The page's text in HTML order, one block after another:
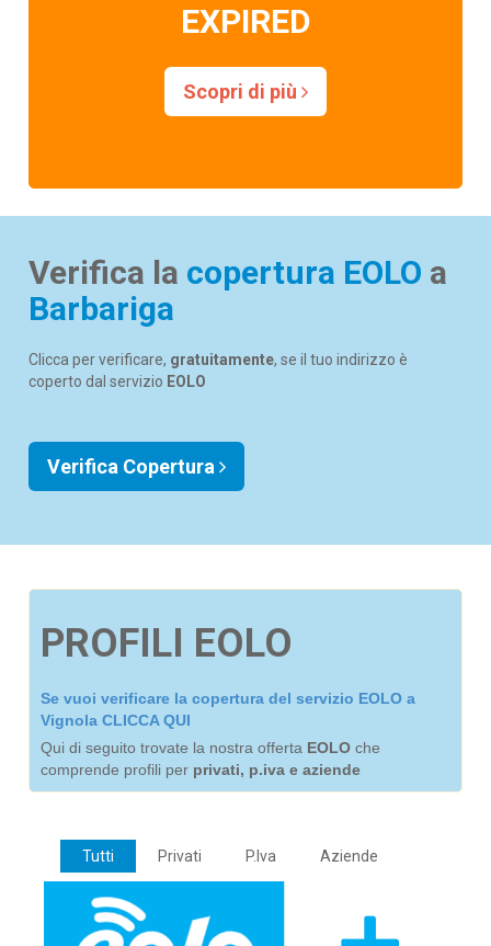
EXPIRED
Scopri di più
Verifica la copertura EOLO a
Barbariga
Clicca per verificare, gratuitamente, se il tuo indirizzo è
coperto dal servizio EOLO
Verifica Copertura
PROFILI EOLO
Se vuoi verificare la copertura del servizio EOLO a
Vignola CLICCA QUI
Qui di seguito trovate la nostra offerta EOLO che
comprende profili per privati, p.iva e aziende
Tutti Privati P.Iva Aziende